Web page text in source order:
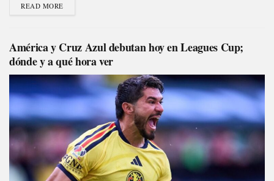
READ MORE
América y Cruz Azul debutan hoy en Leagues Cup;
dónde y a qué hora ver